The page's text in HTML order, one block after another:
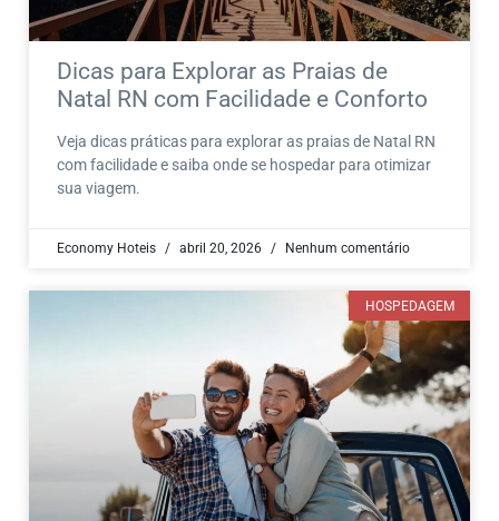
Dicas para Explorar as Praias de
Natal RN com Facilidade e Conforto
Veja dicas práticas para explorar as praias de Natal RN
com facilidade e saiba onde se hospedar para otimizar
sua viagem.
Economy Hoteis abril 20, 2026 Nenhum comentário
HOSPEDAGEM